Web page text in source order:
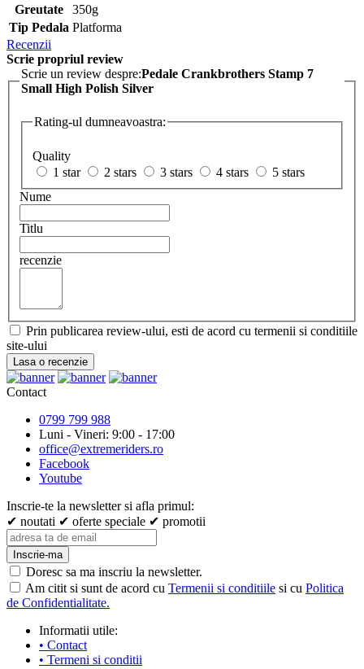
Greutate
350g
Tip Pedala Platforma
Recenzii
Scrie propriul review
Scrie un review despre:Pedale Crankbrothers Stamp 7
Small High Polish Silver
Rating-ul dumneavoastra:
Quality
1 star
2 stars 3 stars 4 stars
5 stars
Nume
Titlu
recenzie
Prin publicarea review-ului, esti de acord cu termenii si conditiile
site-ului
Lasa o recenzie
Contact
0799 799 988
Luni - Vineri: 9:00 - 17:00
office@extremeriders.ro
Facebook
Youtube
Inscrie-te la newsletter si afla primul:
✔ noutati ✔ oferte speciale ✔ promotii
Inscrie-ma
Doresc sa ma inscriu la newsletter.
Am citit si sunt de acord cu Termenii si conditiile si cu Politica
de Confidentialitate.
Informatii utile:
• Contact
• Termeni si conditii